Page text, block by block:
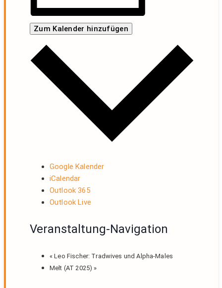
Zum Kalender hinzufügen
Google Kalender
iCalendar
Outlook 365
Outlook Live
Veranstaltung-Navigation
« Leo Fischer: Tradwives und Alpha-Males
Melt (AT 2025) »